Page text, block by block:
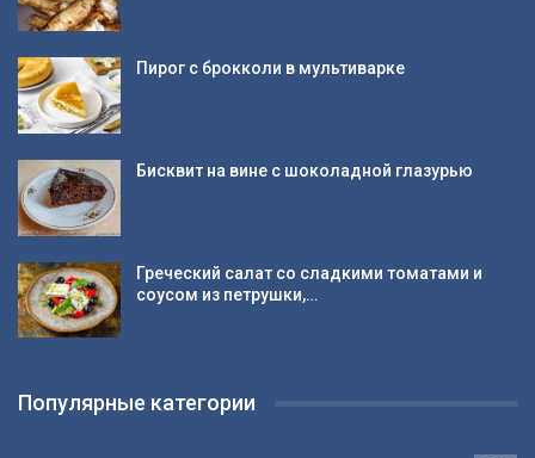
Пирог с брокколи в мультиварке
Бисквит на вине с шоколадной глазурью
Греческий салат со сладкими томатами и
соусом из петрушки,…
Популярные категории